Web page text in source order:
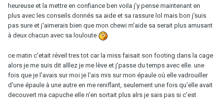
heureuse et la mettre en confiance ben voila j'y pense maintenant en
plus avec les conseils donnés sa aide et sa rassure lol mais bon j'suis
pas sure et j'aimerais bien que mon chewi m'aide sa serait plus amusant
à deux chacun avec sa louloute
ce matin c'etait réveil tres tot car la miss faisait son footing dans la cage
alors je me suis dit alllez je me lève et j'passe du temps avec elle. une
fois que je l'avais sur moi je l'ais mis sur mon épaule où elle vadrouiller
d'une épaule à une autre en me reniflant, seulement une fois qu'elle avait
decouvert ma capuche elle n'en sortait plus alrs je sais pas si c'est